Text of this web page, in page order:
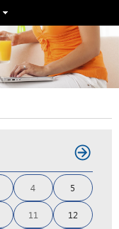
4 5
11 12